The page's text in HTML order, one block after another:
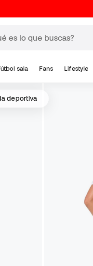
sala Fans Lifestyle
deportiva